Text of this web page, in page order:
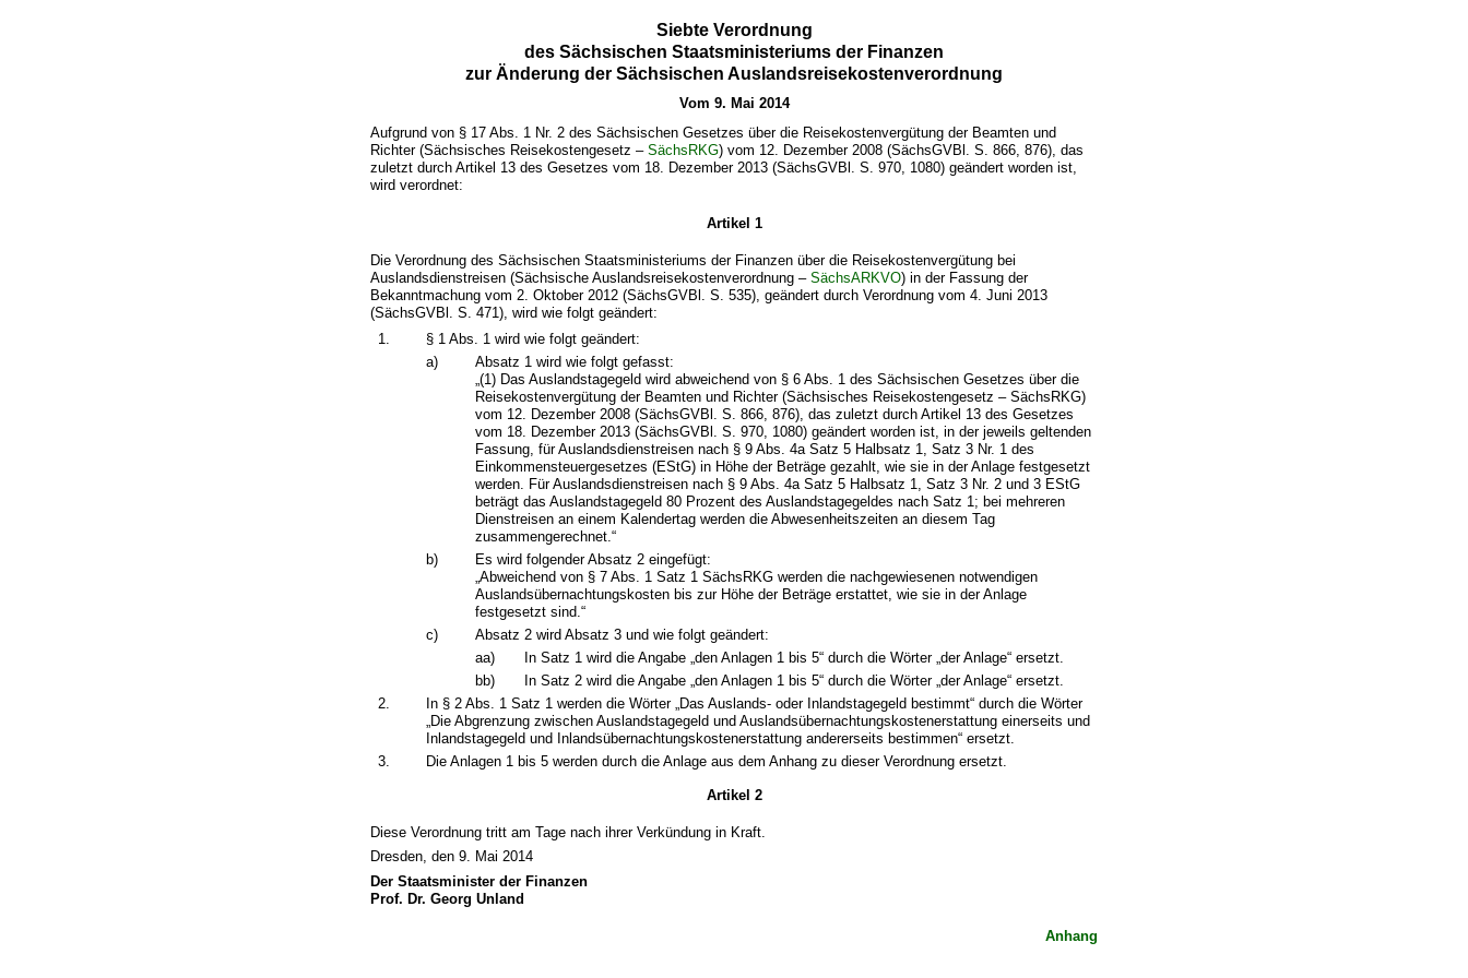
Siebte Verordnung
des Sächsischen Staatsministeriums der Finanzen
zur Änderung der Sächsischen Auslandsreisekostenverordnung
Vom 9. Mai 2014
Aufgrund von § 17 Abs. 1 Nr. 2 des Sächsischen Gesetzes über die Reisekostenvergütung der Beamten und
Richter (Sächsisches Reisekostengesetz –SächsRKG) vom 12. Dezember 2008 (SächsGVBl. S. 866, 876), das
zuletzt durch Artikel 13 des Gesetzes vom 18. Dezember 2013 (SächsGVBl. S. 970, 1080) geändert worden ist,
wird verordnet:
Artikel 1
Die Verordnung des Sächsischen Staatsministeriums der Finanzen über die Reisekostenvergütung bei
Auslandsdienstreisen (Sächsische Auslandsreisekostenverordnung –SächsARKVO) in der Fassung der
Bekanntmachung vom 2. Oktober 2012 (SächsGVBl. S. 535), geändert durch Verordnung vom 4. Juni 2013
(SächsGVBl. S. 471), wird wie folgt geändert:
1.
§ 1 Abs. 1 wird wie folgt geändert:
a)
Absatz 1 wird wie folgt gefasst:
„(1) Das Auslandstagegeld wird abweichend von § 6 Abs. 1 des Sächsischen Gesetzes über die
Reisekostenvergütung der Beamten und Richter (Sächsisches Reisekostengesetz – SächsRKG)
vom 12. Dezember 2008 (SächsGVBl. S. 866, 876), das zuletzt durch Artikel 13 des Gesetzes
vom 18. Dezember 2013 (SächsGVBl. S. 970, 1080) geändert worden ist, in der jeweils geltenden
Fassung, für Auslandsdienstreisen nach § 9 Abs. 4a Satz 5 Halbsatz 1, Satz 3 Nr. 1 des
Einkommensteuergesetzes (EStG) in Höhe der Beträge gezahlt, wie sie in der Anlage festgesetzt
werden. Für Auslandsdienstreisen nach § 9 Abs. 4a Satz 5 Halbsatz 1, Satz 3 Nr. 2 und 3 EStG
beträgt das Auslandstagegeld 80 Prozent des Auslandstagegeldes nach Satz 1; bei mehreren
Dienstreisen an einem Kalendertag werden die Abwesenheitszeiten an diesem Tag
zusammengerechnet.“
b)
Es wird folgender Absatz 2 eingefügt:
„Abweichend von § 7 Abs. 1 Satz 1 SächsRKG werden die nachgewiesenen notwendigen
Auslandsübernachtungskosten bis zur Höhe der Beträge erstattet, wie sie in der Anlage
festgesetzt sind.“
c)
Absatz 2 wird Absatz 3 und wie folgt geändert:
aa)
In Satz 1 wird die Angabe „den Anlagen 1 bis 5“ durch die Wörter „der Anlage“ ersetzt.
bb)
In Satz 2 wird die Angabe „den Anlagen 1 bis 5“ durch die Wörter „der Anlage“ ersetzt.
2.
In § 2 Abs. 1 Satz 1 werden die Wörter „Das Auslands- oder Inlandstagegeld bestimmt“ durch die Wörter
„Die Abgrenzung zwischen Auslandstagegeld und Auslandsübernachtungskostenerstattung einerseits und
Inlandstagegeld und Inlandsübernachtungskostenerstattung andererseits bestimmen“ ersetzt.
3.
Die Anlagen 1 bis 5 werden durch die Anlage aus dem Anhang zu dieser Verordnung ersetzt.
Artikel 2
Diese Verordnung tritt am Tage nach ihrer Verkündung in Kraft.
Dresden, den 9. Mai 2014
Der Staatsminister der Finanzen
Prof. Dr. Georg Unland
Anhang